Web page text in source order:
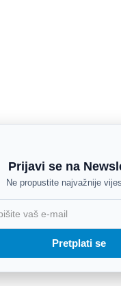
Prijavi se na
Ne propustite najvažnije
Pretplati se